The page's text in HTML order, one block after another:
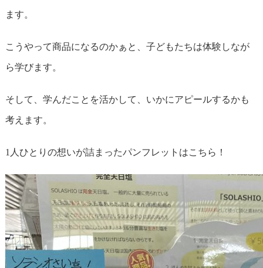
ます。
こうやって商品になるのかぁと、子どもたちは体験しなが
ら学びます。
そして、学んだことを活かして、いかにアピールするかも
考えます。
1人ひとりの想いが詰まったパンフレットはこちら！